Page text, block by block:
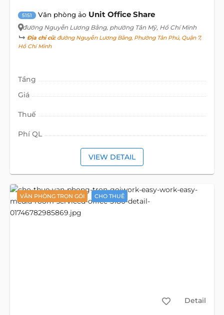
5151 Văn phòng ảo Unit Office Share
đường Nguyễn Lương Bằng, phường Tân Mỹ, Hồ Chí Minh
Địa chỉ cũ:đường Nguyễn Lương Bằng, Phường Tân Phú, Quận 7,
Hồ Chí Minh
Tầng
Giá
Thuế
Phí QL
VIEW DETAIL
VĂN PHÒNG TRỌN GÓI CHO THUÊ
Detail